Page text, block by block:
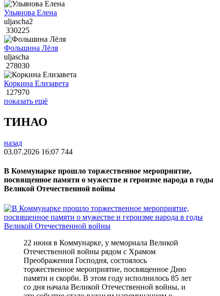
Ульянова Елена
uljascha2
330225
Фольшина Лёля
uljascha
278030
Коркина Елизавета
127970
показать ещё
ТИНАО
назад
03.07.2026 16:07 744
В Коммунарке прошло торжественное мероприятие,
посвященное памяти о мужестве и героизме народа в годы
Великой Отечественной войны
22 июня в Коммунарке, у мемориала Великой
Отечественной войны рядом с Храмом
Преображения Господня, состоялось
торжественное мероприятие, посвященное Дню
памяти и скорби. В этом году исполнилось 85 лет
со дня начала Великой Отечественной войны, и